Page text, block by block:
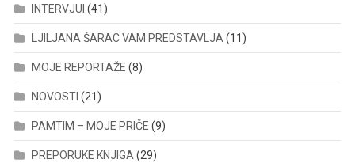
INTERVJUI (41)
LJILJANA ŠARAC VAM PREDSTAVLJA (11)
MOJE REPORTAŽE (8)
NOVOSTI (21)
PAMTIM – MOJE PRIČE (9)
PREPORUKE KNJIGA (29)